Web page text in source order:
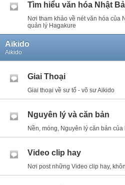
Tìm hiểu văn hóa Nhật
Nơi tham khảo về nét văn hóa của
quản lý Hagakure
Aikido
Aikido
Giai Thoại
Giai thoại về sư tổ - võ sư Aikido
Nguyên lý và căn bản
Nền, móng, Nguyên lý căn bản của
Video clip hay
Nơi post những Video clip hay,